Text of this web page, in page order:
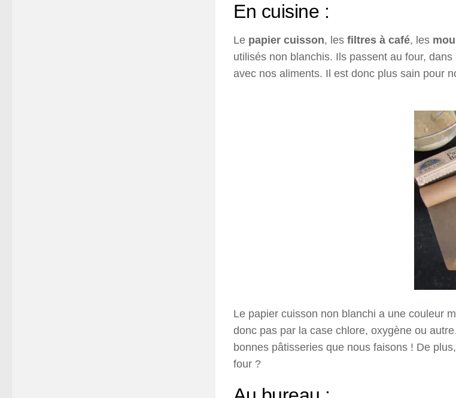
En cuisine :
Le papier cuisson, les filtres à café, les
utilisés non blanchis. Ils passent au four,
avec nos aliments. Il est donc plus sain pour
Le papier cuisson non blanchi a une couleur
donc pas par la case chlore, oxygène ou
bonnes pâtisseries que nous faisons ! De
four ?